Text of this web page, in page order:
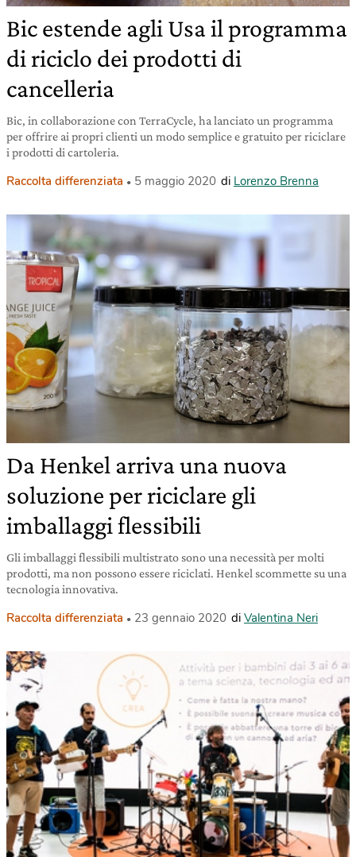
Bic estende agli Usa il programma
di riciclo dei prodotti di
cancelleria
Bic, in collaborazione con TerraCycle, ha lanciato un programma
per offrire ai propri clienti un modo semplice e gratuito per riciclare
i prodotti di cartoleria.
Raccolta differenziata 5 maggio 2020 di Lorenzo Brenna
Da Henkel arriva una nuova
soluzione per riciclare gli
imballaggi flessibili
Gli imballaggi flessibili multistrato sono una necessità per molti
prodotti, ma non possono essere riciclati. Henkel scommette su una
tecnologia innovativa.
Raccolta differenziata 23 gennaio 2020 di Valentina Neri